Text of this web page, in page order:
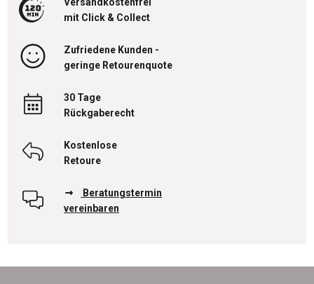
mit Click & Collect
Zufriedene Kunden -
geringe Retourenquote
30 Tage
Rückgaberecht
Kostenlose
Retoure
Beratungstermin
vereinbaren